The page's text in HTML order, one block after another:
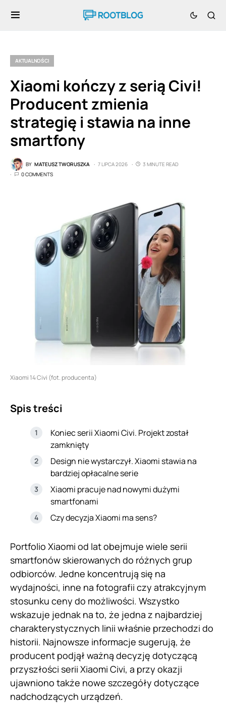
AKTUALNOŚCI
Xiaomi kończy z serią Civi!
Producent zmienia
strategię i stawia na inne
smartfony
BY MATEUSZ TWORUSZKA 7 LIPCA 2026
3 MINUTE READ
0 COMMENTS
Xiaomi 14 Civi (fot. producenta)
Spis treści
Koniec serii Xiaomi Civi. Projekt został
zamknięty
Design nie wystarczył. Xiaomi stawia na
bardziej opłacalne serie
Xiaomi pracuje nad nowymi dużymi
smartfonami
Czy decyzja Xiaomi ma sens?
Portfolio Xiaomi od lat obejmuje wiele serii
smartfonów skierowanych do różnych grup
odbiorców. Jedne koncentrują się na
wydajności, inne na fotografii czy atrakcyjnym
stosunku ceny do możliwości. Wszystko
wskazuje jednak na to, że jedna z najbardziej
charakterystycznych linii właśnie przechodzi do
historii. Najnowsze informacje sugerują, że
producent podjął ważną decyzję dotyczącą
przyszłości serii Xiaomi Civi, a przy okazji
ujawniono także nowe szczegóły dotyczące
nadchodzących urządzeń.